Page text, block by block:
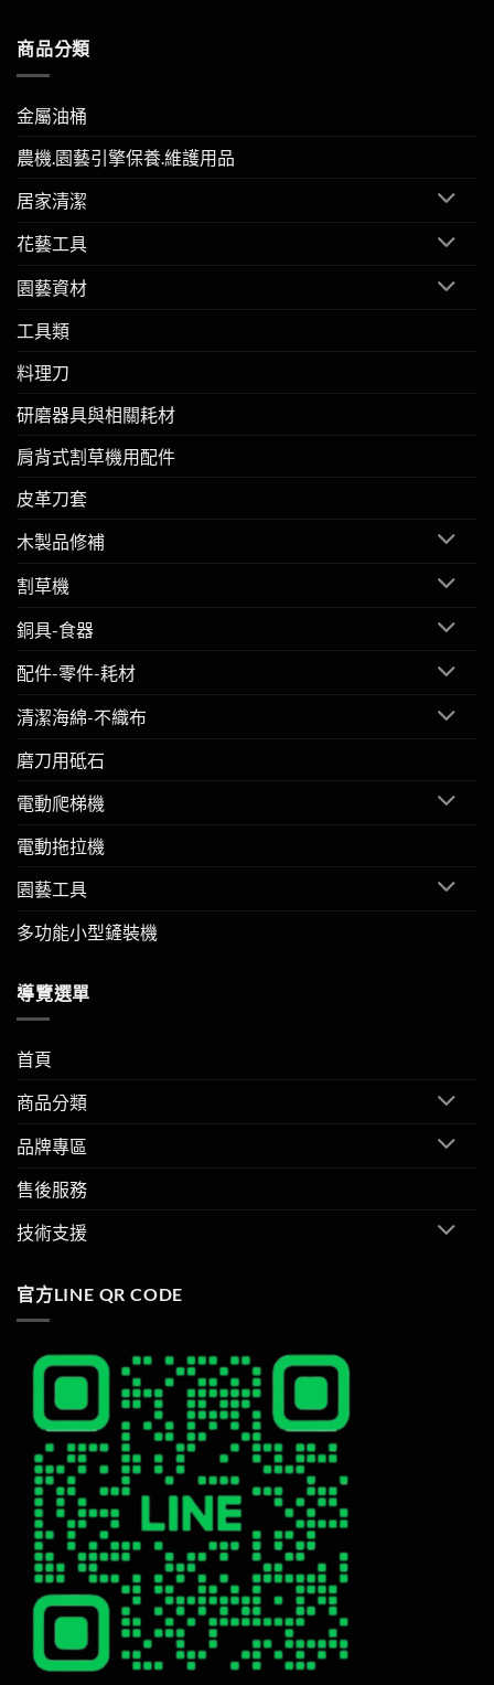
商品分類
金屬油桶
農機.園藝引擎保養.維護用品
居家清潔
花藝工具
園藝資材
工具類
料理刀
研磨器具與相關耗材
肩背式割草機用配件
皮革刀套
木製品修補
割草機
銅具-食器
配件-零件-耗材
清潔海綿-不織布
磨刀用砥石
電動爬梯機
電動拖拉機
園藝工具
多功能小型鏟裝機
導覽選單
首頁
商品分類
品牌專區
售後服務
技術支援
官方LINE QR CODE